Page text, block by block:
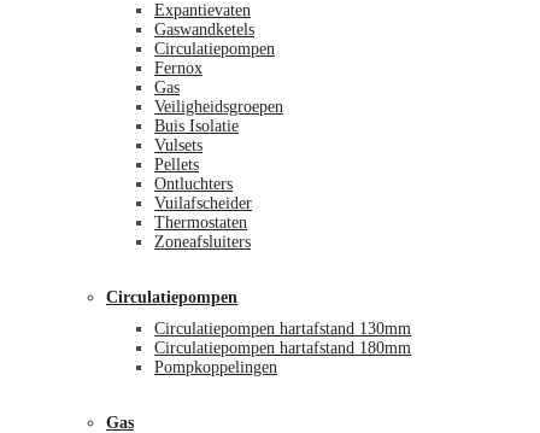
Expantievaten
Gaswandketels
Circulatiepompen
Fernox
Gas
Veiligheidsgroepen
Buis Isolatie
Vulsets
Pellets
Ontluchters
Vuilafscheider
Thermostaten
Zoneafsluiters
Circulatiepompen
Circulatiepompen hartafstand 130mm
Circulatiepompen hartafstand 180mm
Pompkoppelingen
Gas